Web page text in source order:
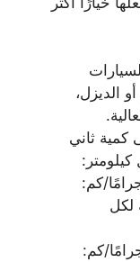
الديزل،
كمية ثاني
كيلومتر:
بين 95 و140 جرامًا/كم:
لكل
تزيد عن 140 جرامًا/كم: